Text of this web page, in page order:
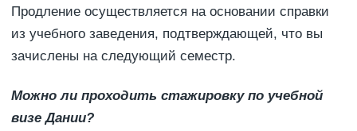
Продление осуществляется на основании справки
из учебного заведения, подтверждающей, что вы
зачислены на следующий семестр.
Можно ли проходить стажировку по учебной
визе Дании?